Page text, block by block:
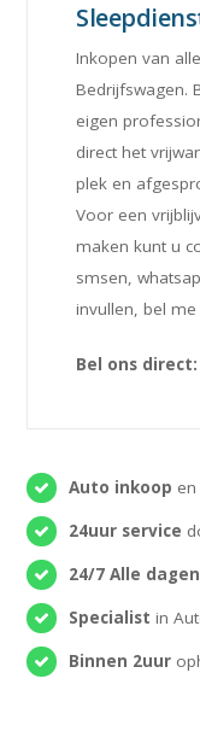
Inkopen van
Bedrijfswagen.
eigen
direct het
plek en
Voor een
maken kunt u
smsen,
invullen, bel
Bel ons direct:
Auto inkoop
24uur service
24/7 Alle dagen
Specialist in
Binnen 2uur